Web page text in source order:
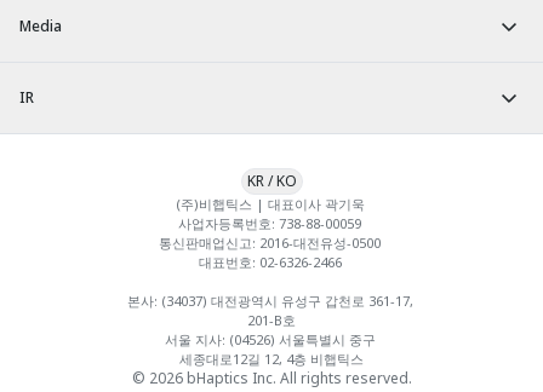
Media
IR
© 2026 bHaptics Inc. All rights reserved.
(주)비햅틱스 | 대표이사 곽기욱
사업자등록번호: 738-88-00059
통신판매업신고: 2016-대전유성-0500
대표번호: 02-6326-2466
본사: (34037) 대전광역시 유성구 갑천로 361-17,
201-B호
서울 지사: (04526) 서울특별시 중구
세종대로12길 12, 4층 비햅틱스
KR/KO